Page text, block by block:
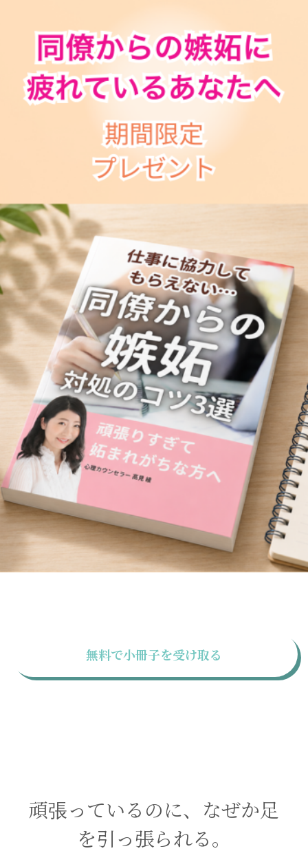
無料で小冊子を受け取る
頑張っているのに、なぜか足
を引っ張られる。